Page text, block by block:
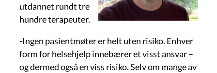
utdannet rundt tre
hundre terapeuter.
-Ingen pasientmøter er helt uten risiko. Enhver
form for helsehjelp innebærer et visst ansvar –
og dermed også en viss risiko. Selv om mange av